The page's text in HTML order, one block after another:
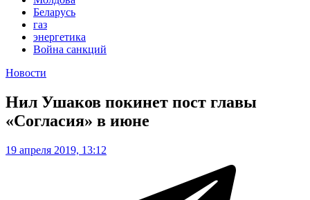
Беларусь
газ
энергетика
Война санкций
Новости
Нил Ушаков покинет пост главы
«Согласия» в июне
19 апреля 2019, 13:12